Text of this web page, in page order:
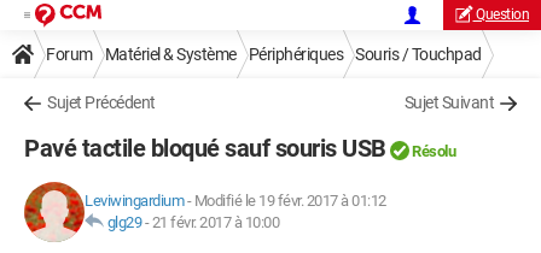
Question
Forum Matériel & Système Périphériques Souris / Touchpad
Sujet Précédent Sujet Suivant
Pavé tactile bloqué sauf souris USB Résolu
Leviwingardium- Modifié le 19 févr. 2017 à 01:12
glg29-21 févr. 2017 à 10:00